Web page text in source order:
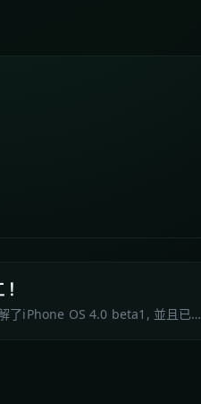
了iPhone OS 4.0 beta1, 並且已…